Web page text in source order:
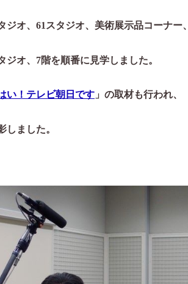
ジオ、61スタジオ、 美術展示品コーナー、
ジオ、7階を順番に見学しました。
い！テレビ朝日です 」の取材も行われ、
しました。